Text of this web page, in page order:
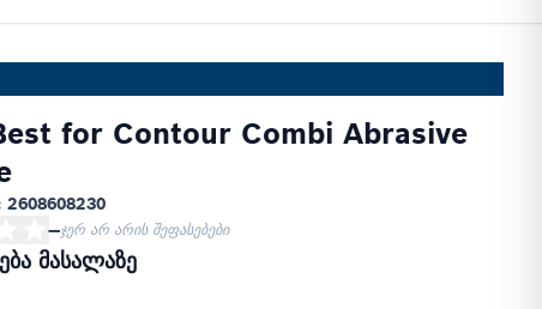
for Contour Combi Abrasive
2608608230
—ჯერ არ არის შეფასებები
მასალაზე